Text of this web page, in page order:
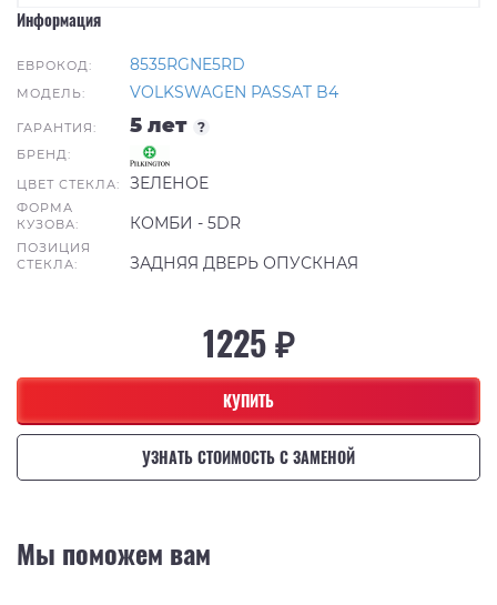
Информация
ЕВРОКОД: 8535RGNE5RD
МОДЕЛЬ: VOLKSWAGEN PASSAT B4
ГАРАНТИЯ: 5 лет ?
БРЕНД:
ЦВЕТ СТЕКЛА:
ЗЕЛЕНОЕ
ФОРМА
КУЗОВА:
КОМБИ - 5DR
ПОЗИЦИЯ
СТЕКЛА:
ЗАДНЯЯ ДВЕРЬ ОПУСКНАЯ
1225 ₽
КУПИТЬ
УЗНАТЬ СТОИМОСТЬ С ЗАМЕНОЙ
Мы поможем вам